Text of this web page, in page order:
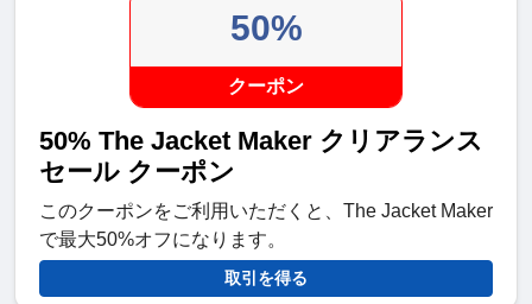
50%
クーポン
50% The Jacket Maker クリアランス
セール クーポン
このクーポンをご利用いただくと、The Jacket Maker
で最大50%オフになります。
取引を得る